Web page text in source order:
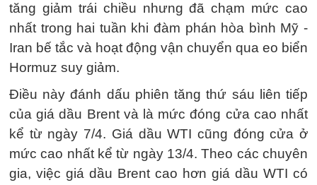
tăng giảm trái chiều nhưng đã chạm mức cao
nhất trong hai tuần khi đàm phán hòa bình Mỹ -
Iran bế tắc và hoạt động vận chuyển qua eo biển
Hormuz suy giảm.
Điều này đánh dấu phiên tăng thứ sáu liên tiếp
của giá dầu Brent và là mức đóng cửa cao nhất
kể từ ngày 7/4. Giá dầu WTI cũng đóng cửa ở
mức cao nhất kể từ ngày 13/4. Theo các chuyên
gia, việc giá dầu Brent cao hơn giá dầu WTI có